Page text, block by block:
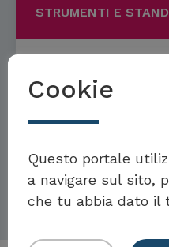
STRUMENTI E
Sustainability
Per saperne di più
Cookie
Questo portale
a navigare sul sito,
che tu abbia dato il